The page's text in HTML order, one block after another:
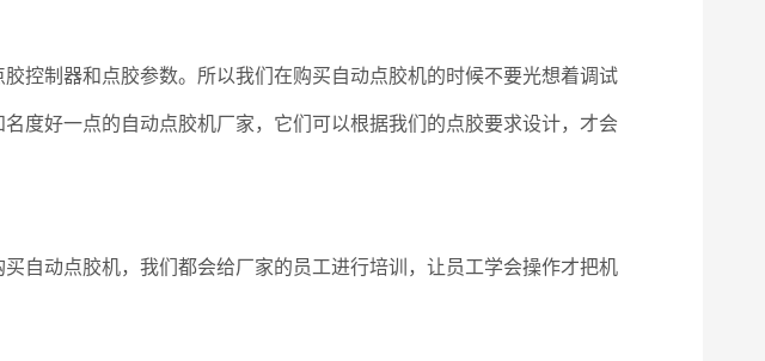
控制器和点胶参数。所以我们在购买自动点胶机的时候不要光想着调试
度好一点的自动点胶机厂家，它们可以根据我们的点胶要求设计，才会
自动点胶机，我们都会给厂家的员工进行培训，让员工学会操作才把机